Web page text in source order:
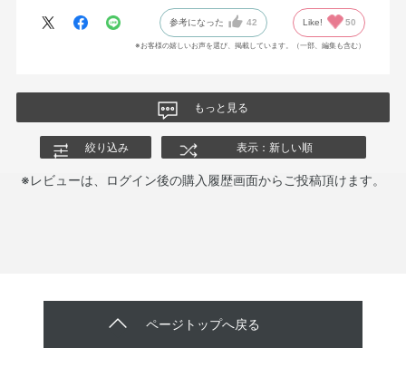
だから、朝に使用するのがオススメかなと思う。
そして、これからの乾燥していく季節にすごいオススメです。
しかも、エイジング対策クリームでもある。
参考になった 42 Like! 50
※お客様の嬉しいお声を選び、掲載しています。（一部、編集も含む）
もっと見る
絞り込み 表示：新しい順
※レビューは、ログイン後の購入履歴画面からご投稿頂けます。
ページトップへ戻る